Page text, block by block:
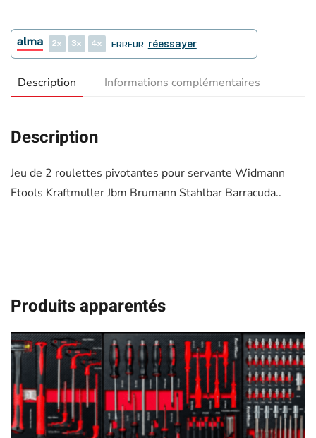
2 3 4 ERREUR réessayer
Description Informations complémentaires
Description
Jeu de 2 roulettes pivotantes pour servante Widmann
Ftools Kraftmuller Jbm Brumann Stahlbar Barracuda..
Produits apparentés